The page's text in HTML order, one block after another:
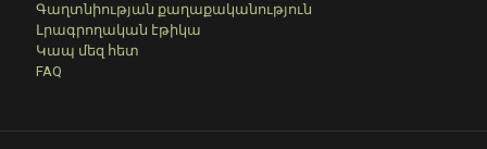
Գաղտնիության քաղաքականություն
Լրագրողական էթիկա
Կապ մեզ հետ
FAQ